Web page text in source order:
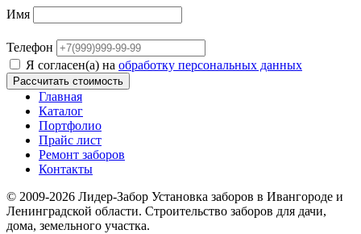
Имя
Телефон
Я согласен(а) на обработку персональных данных
Главная
Каталог
Портфолио
Прайс лист
Ремонт заборов
Контакты
© 2009-2026 Лидер-Забор Установка заборов в Ивангороде и
Ленинградской области. Строительство заборов для дачи,
дома, земельного участка.